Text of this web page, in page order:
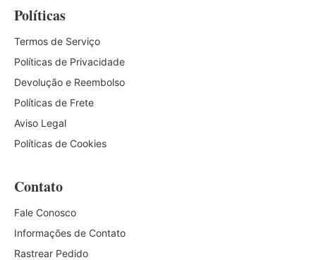
Políticas
Termos de Serviço
Políticas de Privacidade
Devolução e Reembolso
Políticas de Frete
Aviso Legal
Políticas de Cookies
Contato
Fale Conosco
Informações de Contato
Rastrear Pedido